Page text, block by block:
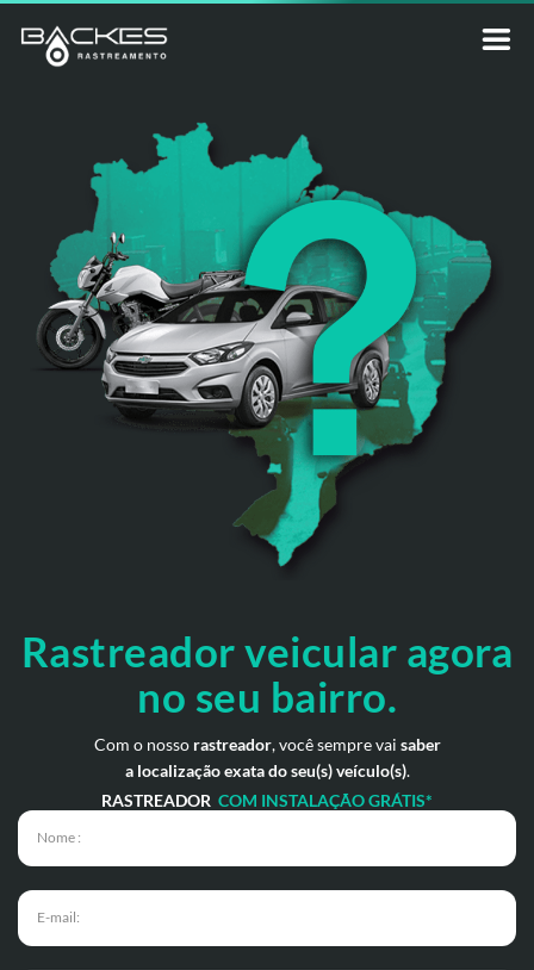
Rastreador veicular agora
no seu bairro.
Com o nosso rastreador, você sempre vai saber
a localização exata do seu(s) veículo(s).
RASTREADOR COM INSTALAÇÃO GRÁTIS*